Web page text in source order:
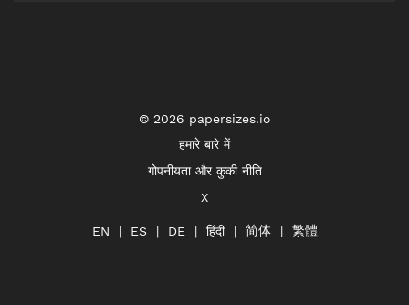
© 2026 papersizes.io
हमारे बारे में
गोपनीयता और कुकी नीति
X
EN ES DE हिंदी 简体 繁體